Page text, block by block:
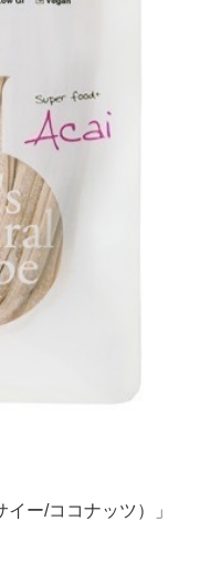
ー/ココナッツ）」